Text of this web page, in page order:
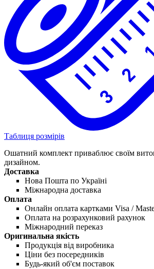
Таблиця розмірів
Ошатний комплект приваблює своїм
дизайном.
Доставка
Нова Пошта по Україні
Міжнародна доставка
Оплата
Онлайн оплата картками Visa /
Оплата на розрахунковий рахунок
Міжнародний переказ
Оригинальна якість
Продукція від виробника
Ціни без посередників
Будь-який об'єм поставок